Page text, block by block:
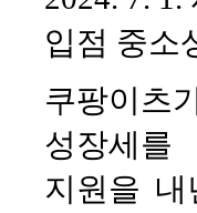
입점 중소
쿠팡이츠
성장세를
지원을